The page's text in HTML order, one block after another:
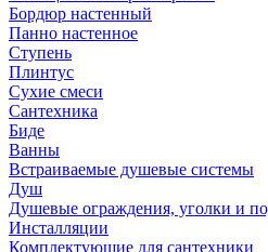
Бордюр настенный
Панно настенное
Ступень
Плинтус
Сухие смеси
Сантехника
Биде
Ванны
Встраиваемые душевые системы
Душ
Душевые ограждения, уголки и
Инсталляции
Комплектующие для сантехники